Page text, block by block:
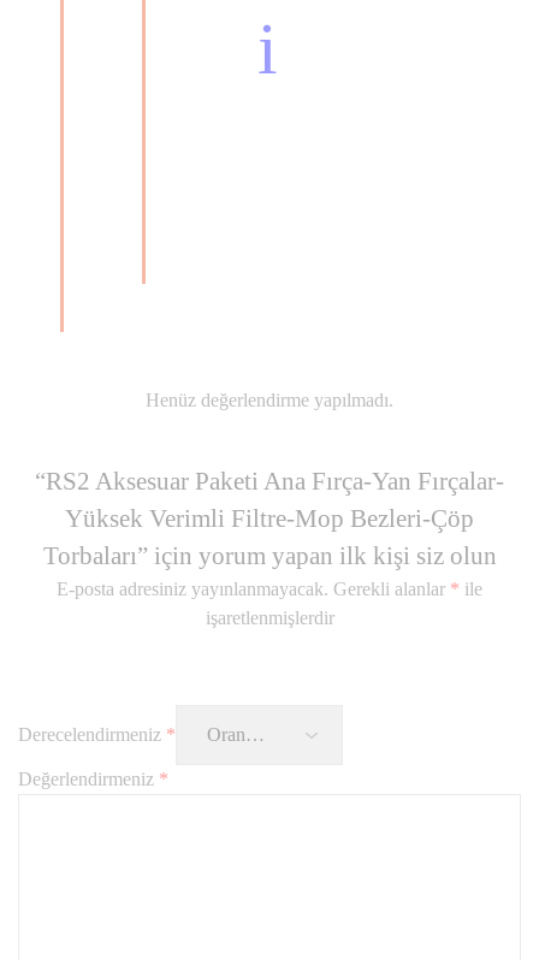
i
Henüz değerlendirme yapılmadı.
“RS2 Aksesuar Paketi Ana Fırça-Yan Fırçalar-
Yüksek Verimli Filtre-Mop Bezleri-Çöp
Torbaları” için yorum yapan ilk kişi siz olun
E-posta adresiniz yayınlanmayacak. Gerekli alanlar * ile
işaretlenmişlerdir
Derecelendirmeniz *
Değerlendirmeniz *